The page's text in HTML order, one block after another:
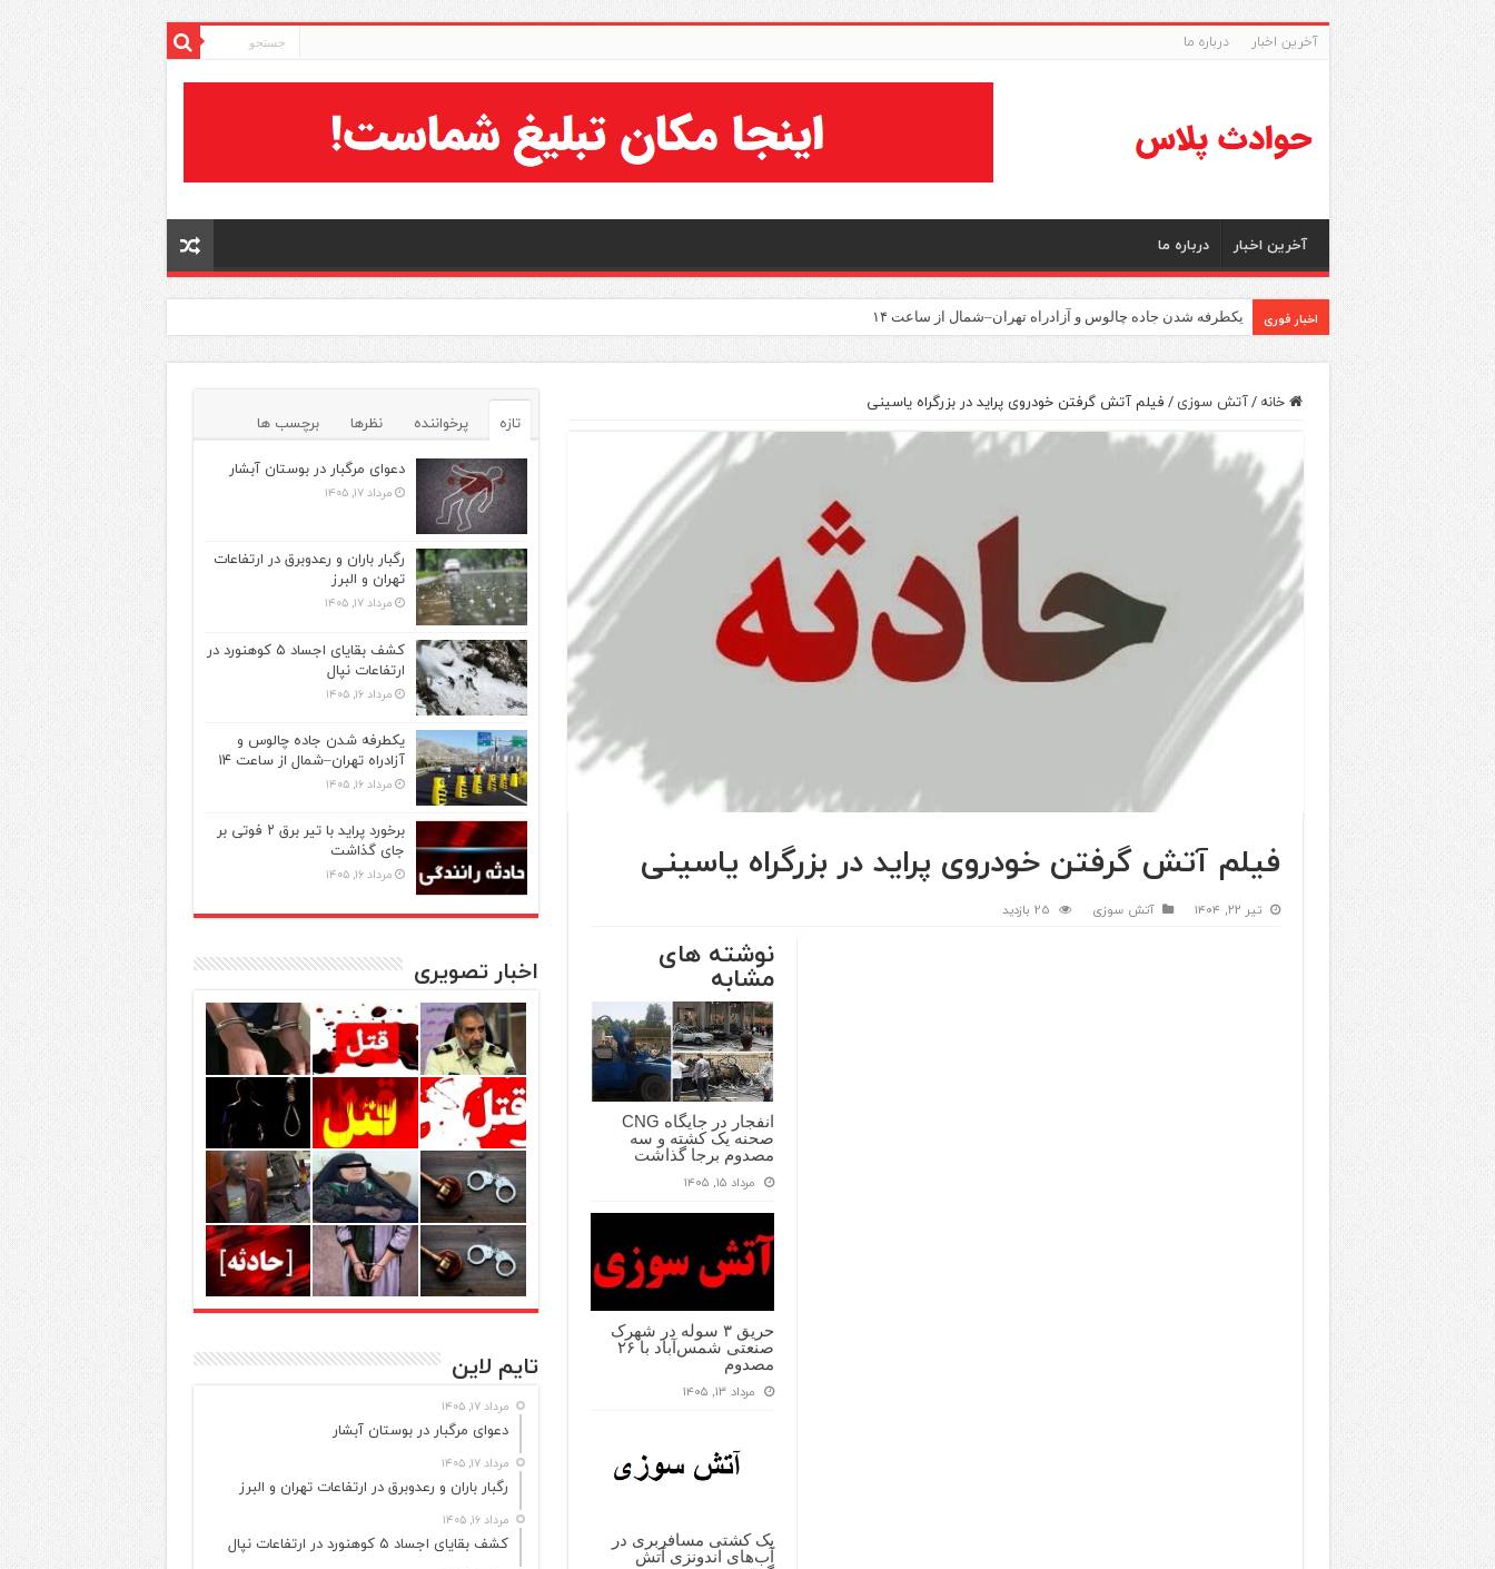
آخرین اخبار درباره ما
آخرین اخبار درباره ما
اخبار فوری یکطرفه شدن جاده چالوس و آزادراه تهران–شمال از ساعت ۱۴
خانه /آتش سوزی /فیلم آتش گرفتن خودروی پراید در بزرگراه یاسینی
فیلم آتش گرفتن خودروی پراید در بزرگراه یاسینی
تیر ۲۲, ۱۴۰۴ آتش سوزی 25 بازدید
نوشته های
مشابه
انفجار در جایگاه CNG
صحنه یک کشته و سه
مصدوم برجا گذاشت
مرداد ۱۵, ۱۴۰۵
حریق ۳ سوله در شهرک
صنعتی شمس‌آباد با ۲۶
مصدوم
مرداد ۱۳, ۱۴۰۵
یک کشتی مسافربری در
آب‌های اندونزی آتش
تازه پرخواننده نظرها
برچسب ها
دعوای مرگبار در بوستان آبشار
مرداد ۱۷, ۱۴۰۵
رگبار باران و رعدوبرق در ارتفاعات
تهران و البرز
مرداد ۱۷, ۱۴۰۵
کشف بقایای اجساد ۵ کوهنورد در
ارتفاعات نپال
مرداد ۱۶, ۱۴۰۵
یکطرفه شدن جاده چالوس و
آزادراه تهران–شمال از ساعت ۱۴
مرداد ۱۶, ۱۴۰۵
برخورد پراید با تیر برق ۲ فوتی بر
جای گذاشت
مرداد ۱۶, ۱۴۰۵
اخبار تصویری
تایم لاین
مرداد ۱۷, ۱۴۰۵
دعوای مرگبار در بوستان آبشار
مرداد ۱۷, ۱۴۰۵
رگبار باران و رعدوبرق در ارتفاعات تهران و البرز
مرداد ۱۶, ۱۴۰۵
کشف بقایای اجساد ۵ کوهنورد در ارتفاعات نپال